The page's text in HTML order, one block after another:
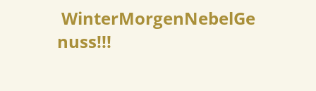
WinterMorgenNebelGe
nuss!!!